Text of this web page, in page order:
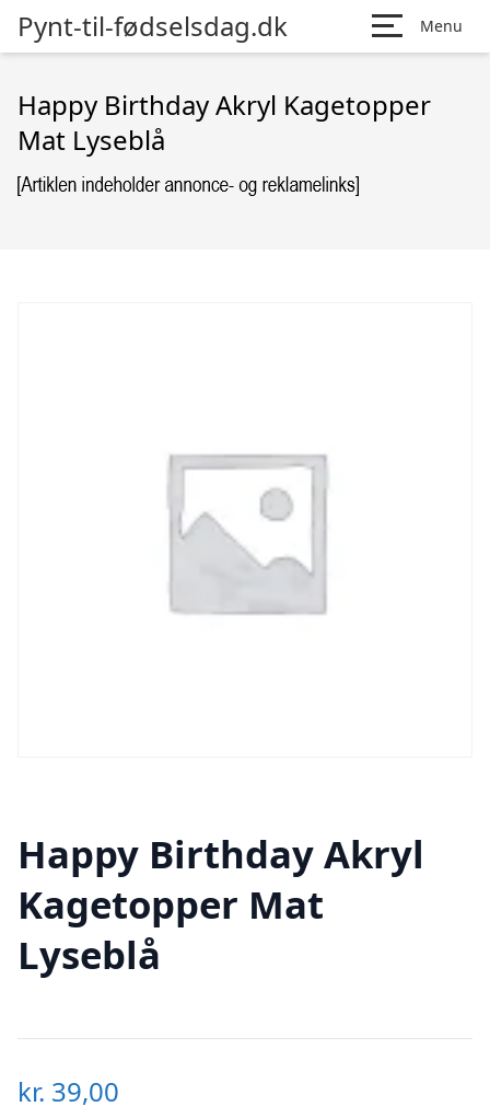
Pynt-til-fødselsdag.dk Menu
Happy Birthday Akryl Kagetopper
Mat Lyseblå
Happy Birthday Akryl
Kagetopper Mat
Lyseblå
kr. 39,00